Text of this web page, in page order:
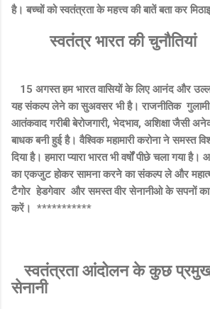
है। बच्चों को स्वतंत्रता के महत्त्व की बातें बता कर
स्वतंत्र भारत की
15 अगस्त हम भारत वासियों के लिए आनंद और
यह संकल्प लेने का सुअवसर भी है। राजनीतिक
आतंकवाद गरीबी बेरोजगारी, भेदभाव, अशिक्षा जैसी
बाधक बनी हुई है। वैश्विक महामारी करोना ने समस्त
दिया है। हमारा प्यारा भारत भी वर्षों पीछे चला गया
का एकजुट होकर सामना करने का संकल्प ले और
टैगोर हेडगेवार और समस्त वीर सेनानीओ के सपनों का
करें। ***********
स्वतंत्रता आंदोलन के कुछ प्रमुख
सेनानी